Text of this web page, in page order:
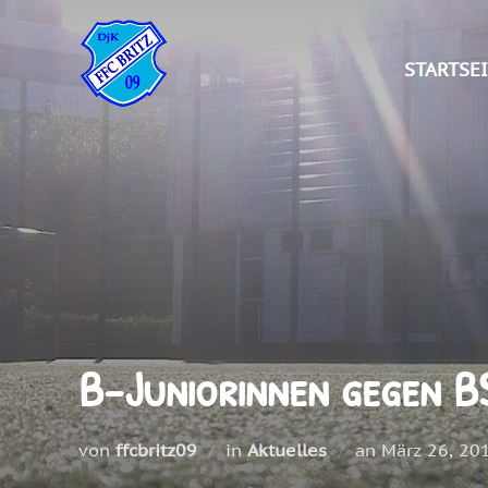
B-Juniorinnen gegen
vonffcbritz09 inAktuelles an
am
März 26,